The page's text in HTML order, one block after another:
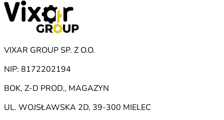
VIXAR GROUP SP. Z O.O.
NIP: 8172202194
BOK, Z-D PROD., MAGAZYN
UL. WOJSŁAWSKA 2D, 39-300 MIELEC